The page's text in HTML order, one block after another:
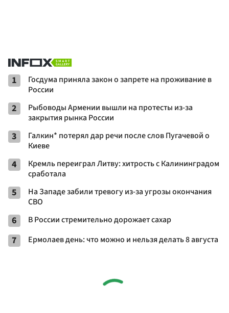
1
Госдума приняла закон о запрете на проживание в
России
2
Рыбоводы Армении вышли на протесты из-за
закрытия рынка России
3
Галкин* потерял дар речи после слов Пугачевой о
Киеве
4
Кремль переиграл Литву: хитрость с Калининградом
сработала
5
На Западе забили тревогу из-за угрозы окончания
СВО
6 В России стремительно дорожает сахар
7 Ермолаев день: что можно и нельзя делать 8 августа